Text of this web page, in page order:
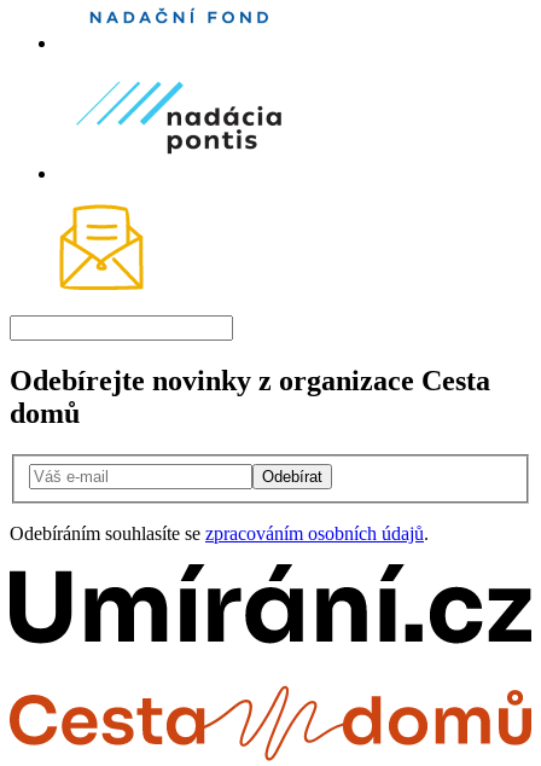
Odebírejte novinky z organizace Cesta
domů
Odebírat
Odebíráním souhlasíte se zpracováním osobních údajů.